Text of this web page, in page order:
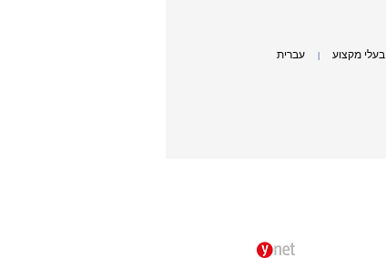
בעלי מקצוע עברית